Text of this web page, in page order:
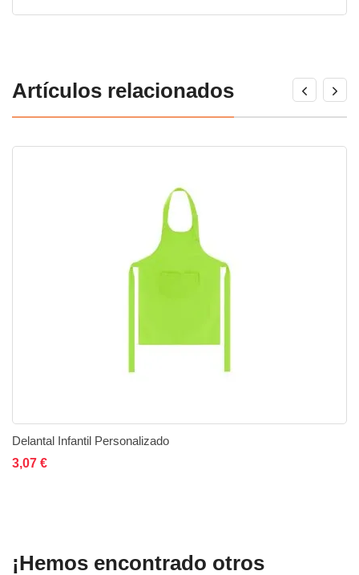
Artículos relacionados
Delantal Infantil Personalizado
3,07 €
¡Hemos encontrado otros